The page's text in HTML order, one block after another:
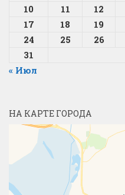
10
11 12
17
18 19
24
25 26
31
« Июл
НА КАРТЕ ГОРОДА